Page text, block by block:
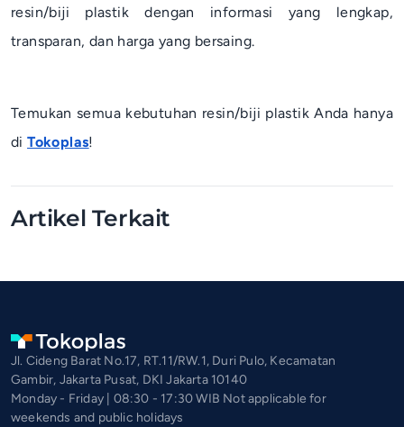
resin/biji plastik dengan informasi yang lengkap,
transparan, dan harga yang bersaing.
Temukan semua kebutuhan resin/biji plastik Anda hanya
diTokoplas!
Artikel Terkait
Jl. Cideng Barat No.17, RT.11/RW.1, Duri Pulo, Kecamatan
Gambir, Jakarta Pusat, DKI Jakarta 10140
Monday - Friday | 08:30 - 17:30 WIB Not applicable for
weekends and public holidays